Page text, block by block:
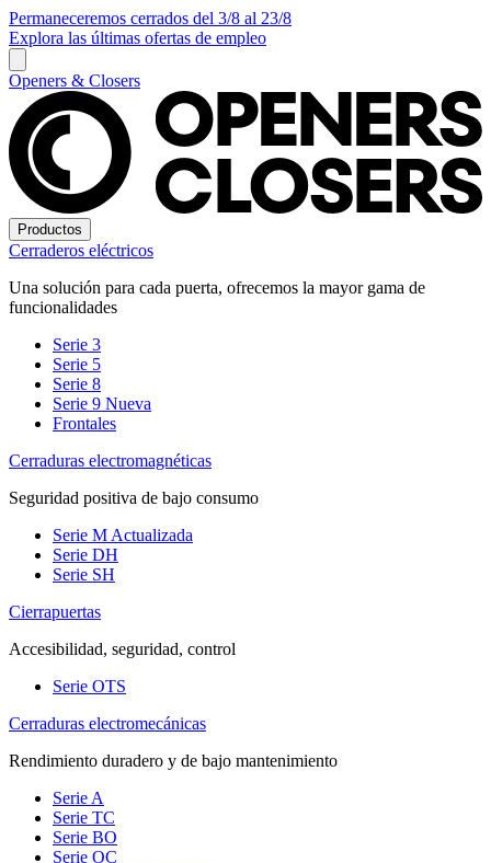
Permaneceremos cerrados del 3/8 al 23/8
Explora las últimas ofertas de empleo
Openers & Closers
Productos
Cerraderos eléctricos
Una solución para cada puerta, ofrecemos la mayor gama de
funcionalidades
Serie 3
Serie 5
Serie 8
Serie 9 Nueva
Frontales
Cerraduras electromagnéticas
Seguridad positiva de bajo consumo
Serie M Actualizada
Serie DH
Serie SH
Cierrapuertas
Accesibilidad, seguridad, control
Serie OTS
Cerraduras electromecánicas
Rendimiento duradero y de bajo mantenimiento
Serie A
Serie TC
Serie BO
Serie OC